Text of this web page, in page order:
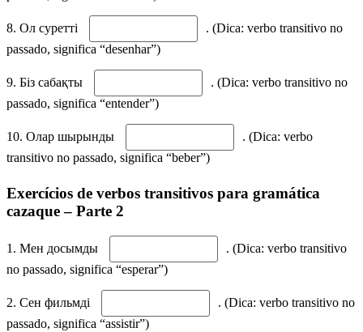
8. Ол суретті
. (Dica: verbo transitivo no
passado, significa “desenhar”)
9. Біз сабақты
. (Dica: verbo transitivo no
passado, significa “entender”)
10. Олар шырынды
. (Dica: verbo
transitivo no passado, significa “beber”)
Exercícios de verbos transitivos para gramática
cazaque – Parte 2
1. Мен досымды
. (Dica: verbo transitivo
no passado, significa “esperar”)
2. Сен фильмді
. (Dica: verbo transitivo no
passado, significa “assistir”)